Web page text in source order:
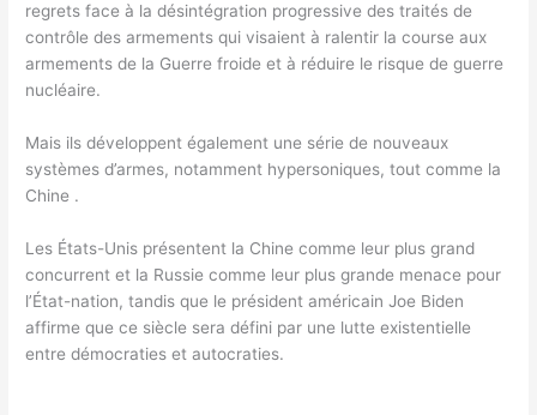
regrets face à la désintégration progressive des traités de
contrôle des armements qui visaient à ralentir la course aux
armements de la Guerre froide et à réduire le risque de guerre
nucléaire.
Mais ils développent également une série de nouveaux
systèmes d’armes, notamment hypersoniques, tout comme la
Chine .
Les États-Unis présentent la Chine comme leur plus grand
concurrent et la Russie comme leur plus grande menace pour
l’État-nation, tandis que le président américain Joe Biden
affirme que ce siècle sera défini par une lutte existentielle
entre démocraties et autocraties.